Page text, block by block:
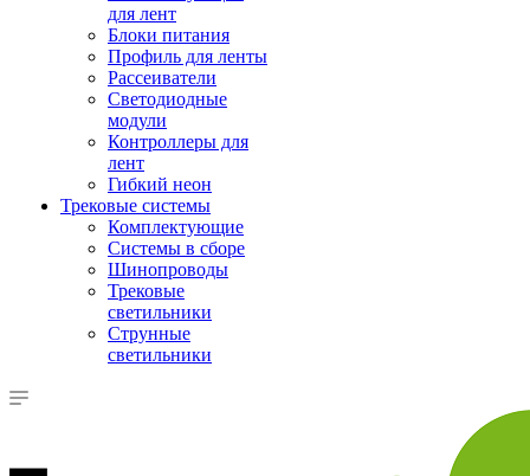
для лент
Блоки питания
Профиль для ленты
Рассеиватели
Светодиодные
модули
Контроллеры для
лент
Гибкий неон
Трековые системы
Комплектующие
Системы в сборе
Шинопроводы
Трековые
светильники
Струнные
светильники